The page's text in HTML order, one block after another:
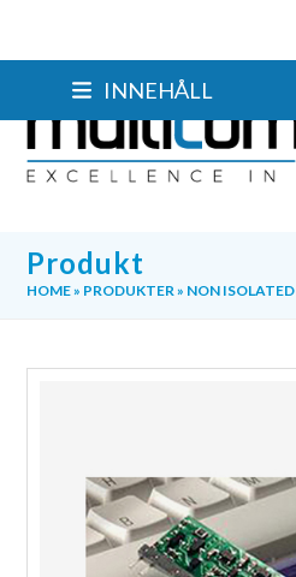
INNEHÅLL
Produkt
HOME» PRODUKTER» NON ISOLATED